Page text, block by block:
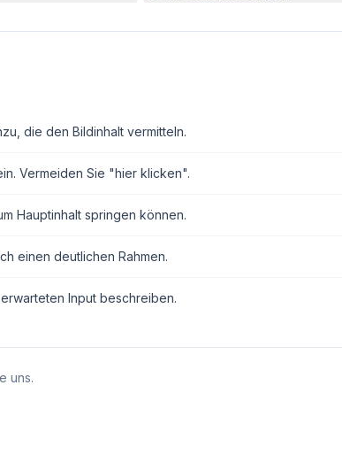
die den Bildinhalt vermitteln.
Vermeiden Sie "hier klicken".
Hauptinhalt springen können.
einen deutlichen Rahmen.
Input beschreiben.
uns.